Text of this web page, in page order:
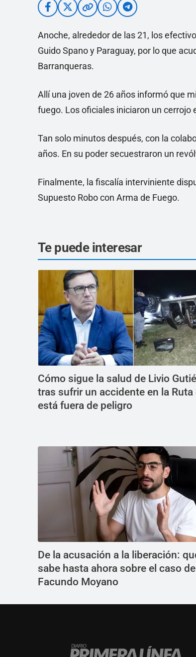
Anoche, alrededor de las 21, los
Guido Spano y Paraguay, por lo que
Barranqueras.
Allí una joven de 26 años informó que
fuego. Los oficiales iniciaron un cerrojo
Tan solo minutos después, con la
años. En su poder secuestraron un
Finalmente, la fiscalía interviniente
Supuesto Robo con Arma de Fuego.
Te puede interesar
Cómo sigue la salud de Livio
tras sufrir un accidente en la Ruta
está fuera de peligro
De la acusación a la liberación:
sabe hasta ahora sobre el caso de
Facundo Moyano